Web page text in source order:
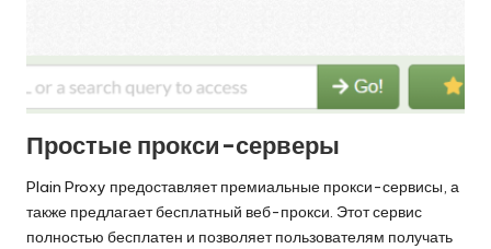
Простые прокси-серверы
Plain Proxy предоставляет премиальные прокси-сервисы, а
также предлагает бесплатный веб-прокси. Этот сервис
полностью бесплатен и позволяет пользователям получать